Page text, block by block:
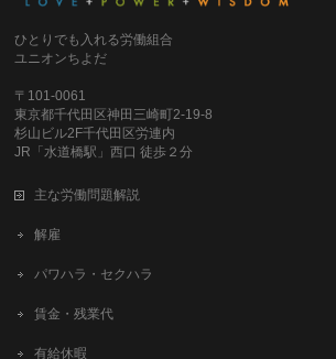
ひとりでも入れる労働組合
ユニオンちよだ
〒101-0061
東京都千代田区神田三崎町2-19-8
杉山ビル2F千代田区労連内
JR「水道橋駅」西口 徒歩２分
主な労働問題解説
解雇
パワハラ・セクハラ
賃金・残業代
有給休暇